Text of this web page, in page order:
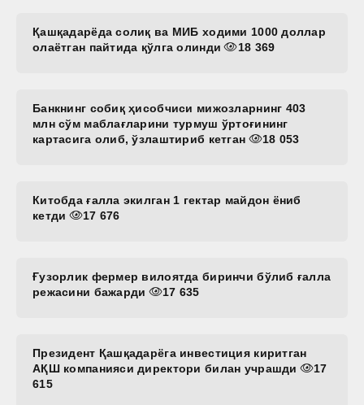
Қашқадарёда солиқ ва МИБ ходими 1000 доллар
олаётган пайтида қўлга олинди
18 369
Банкнинг собиқ ҳисобчиси мижозларнинг 403
млн сўм маблағларини турмуш ўртоғининг
картасига олиб, ўзлаштириб кетган
18 053
Китобда ғалла экилган 1 гектар майдон ёниб
кетди
17 676
Ғузорлик фермер вилоятда биринчи бўлиб ғалла
режасини бажарди
17 635
Президент Қашқадарёга инвестиция киритган
АҚШ компанияси директори билан учрашди
17
615